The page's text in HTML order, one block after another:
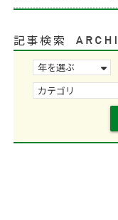
記事検索